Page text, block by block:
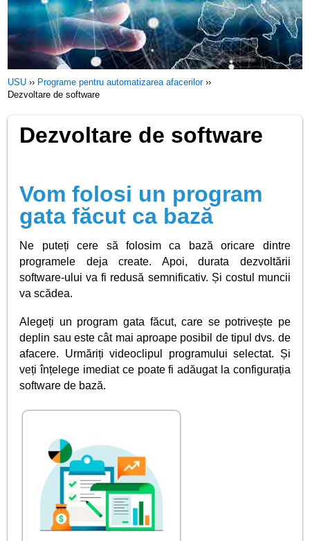
USU ›› Programe pentru automatizarea afacerilor››
Dezvoltare de software
Dezvoltare de software
Vom folosi un program
gata făcut ca bază
Ne puteți cere să folosim ca bază oricare dintre
programele deja create. Apoi, durata dezvoltării
software-ului va fi redusă semnificativ. Și costul muncii
va scădea.
Alegeți un program gata făcut, care se potrivește pe
deplin sau este cât mai aproape posibil de tipul dvs. de
afacere. Urmăriți videoclipul programului selectat. Și
veți înțelege imediat ce poate fi adăugat la configurația
software de bază.